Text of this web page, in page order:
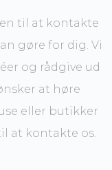
til at kontakte
gøre for dig.​ Vi
og rådgive ud
at høre
eller butikker
at kontakte os.